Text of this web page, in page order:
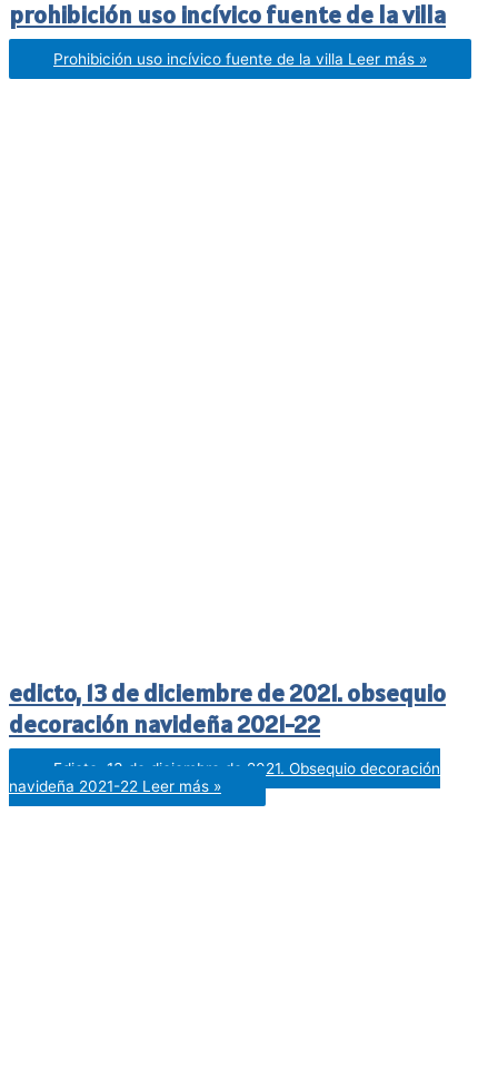
prohibición uso incívico fuente de la villa
Prohibición uso incívico fuente de la villa Leer más »
edicto, 13 de diciembre de 2021. obsequio
decoración navideña 2021-22
Edicto, 13 de diciembre de 2021. Obsequio decoración
navideña 2021-22 Leer más »